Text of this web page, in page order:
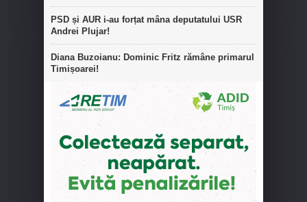
PSD și AUR i-au forțat mâna deputatului USR
Andrei Plujar!
Diana Buzoianu: Dominic Fritz rămâne primarul
Timișoarei!